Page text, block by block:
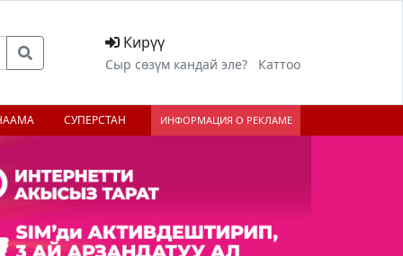
Кирүү
Сыр сөзүм кандай эле? Каттоо
СУПЕРСТАН ИНФОРМАЦИЯ О РЕКЛАМЕ